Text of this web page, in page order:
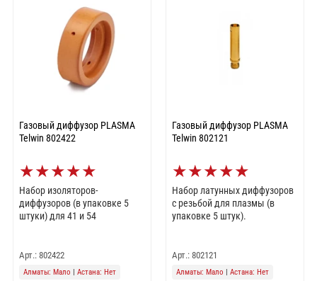
Газовый диффузор PLASMA
Telwin 802422
★★★★★
Набор изоляторов-
диффузоров (в упаковке 5
штуки) для 41 и 54
Арт.: 802422
Алматы: Мало Астана: Нет
Газовый диффузор PLASMA
Telwin 802121
★★★★★
Набор латунных диффузоров
c резьбой для плазмы (в
упаковке 5 штук).
Арт.: 802121
Алматы: Мало Астана: Нет